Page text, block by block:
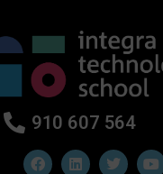
910 607 564